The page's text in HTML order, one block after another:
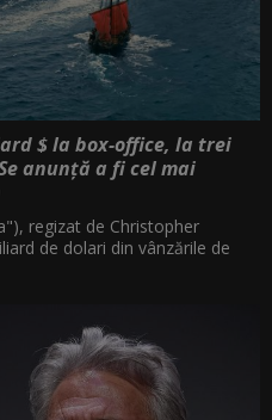
$ la box-office, la trei
anunță a fi cel mai
regizat de Christopher
de dolari din vânzările de